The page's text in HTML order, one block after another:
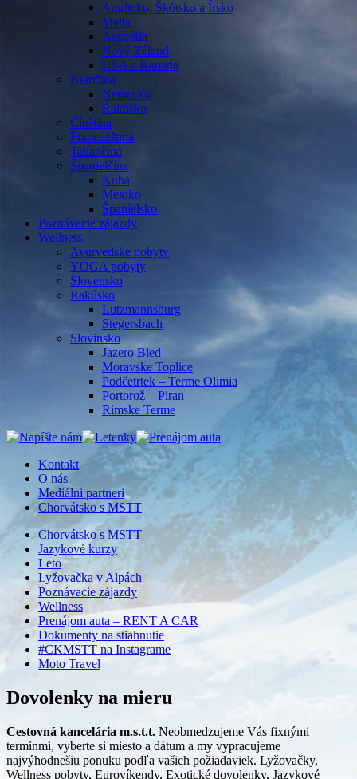
Anglicko, Škótsko a Írsko
Malta
Austrália
Nový Zéland
USA a Kanada
Nemčina
Nemecko
Rakúsko
Čínština
Francúžština
Taliančina
Španielčina
Kuba
Mexiko
Španielsko
Poznávacie zájazdy
Wellness
Ayurvedske pobyty
YOGA pobyty
Slovensko
Rakúsko
Lutzmannsburg
Stegersbach
Slovinsko
Jazero Bled
Moravske Toplice
Podčetrtek – Terme Olimia
Portorož – Piran
Rimske Terme
Kontakt
O nás
Mediálni partneri
Chorvátsko s MSTT
Chorvátsko s MSTT
Jazykové kurzy
Leto
Lyžovačka v Alpách
Poznávacie zájazdy
Wellness
Prenájom auta – RENT A CAR
Dokumenty na stiahnutie
#CKMSTT na Instagrame
Moto Travel
Dovolenky na mieru
Cestovná kancelária m.s.t.t. Neobmedzujeme Vás fixnými
termínmi, vyberte si miesto a dátum a my vypracujeme
najvýhodnešiu ponuku podľa vašich požiadaviek. Lyžovačky,
Wellness pobyty, Eurovíkendy, Exotické dovolenky, Jazykové